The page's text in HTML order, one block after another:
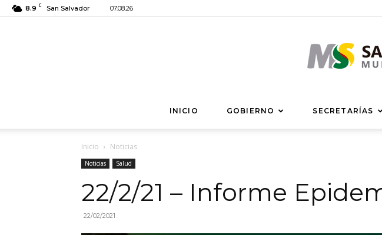
8.9 C San Salvador 07.08.26
INICIO GOBIERNO SECRETARÍAS
Inicio Noticias
Noticias Salud
22/2/21 – Informe
22/02/2021